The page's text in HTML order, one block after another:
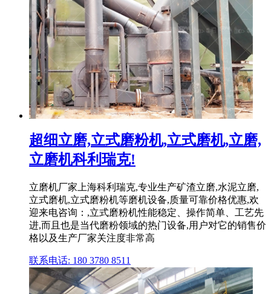
超细立磨,立式磨粉机,立式磨机,立磨,
立磨机科利瑞克!
立磨机厂家上海科利瑞克,专业生产矿渣立磨,水泥立磨,
立式磨机,立式磨粉机等磨机设备,质量可靠价格优惠,欢
迎来电咨询：,立式磨粉机性能稳定、操作简单、工艺先
进,而且也是当代磨粉领域的热门设备,用户对它的销售价
格以及生产厂家关注度非常高
联系电话: 180 3780 8511